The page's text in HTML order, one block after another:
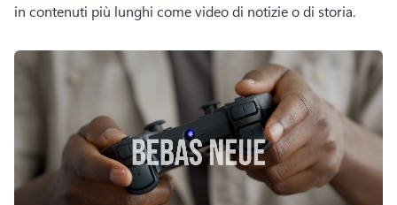
in contenuti più lunghi come video di notizie o di storia.